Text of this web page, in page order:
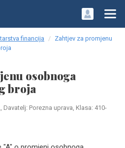
financija
Zahtjev za promjenu
osobnoga
broja
Davatelj: Porezna uprava, Klasa: 410-